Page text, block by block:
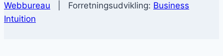
Webbureau | Forretningsudvikling: Business
Intuition